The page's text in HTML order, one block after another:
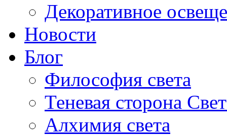
Декоративное
Новости
Блог
Философия света
Теневая сторона
Алхимия света